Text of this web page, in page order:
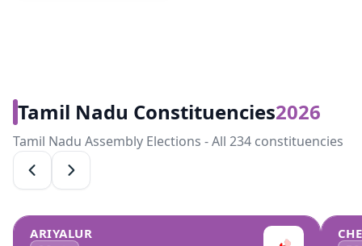
Tamil Nadu Constituencies2026
Tamil Nadu Assembly Elections - All 234 constituencies
ARIYALUR